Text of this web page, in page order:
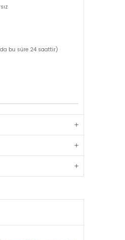
bu süre 24 saattir)